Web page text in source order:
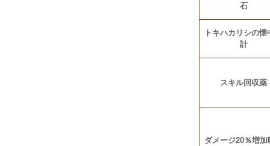
石
トキハカリシの懐
計
スキル回収薬
ダメージ20％増加